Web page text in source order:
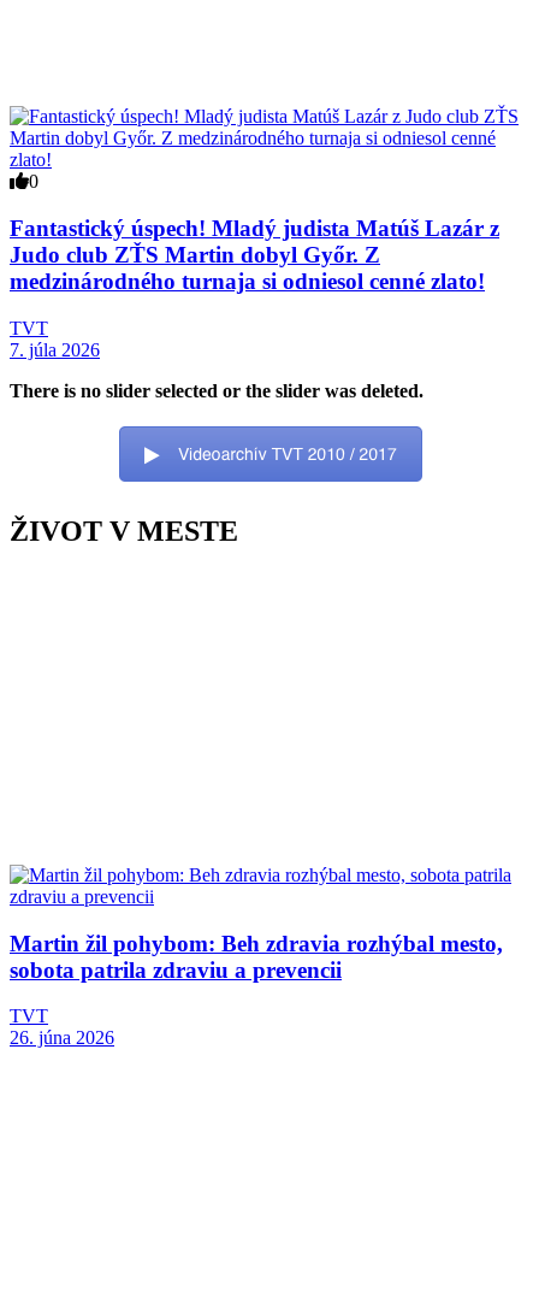
0
Fantastický úspech! Mladý judista Matúš Lazár z
Judo club ZŤS Martin dobyl Győr. Z
medzinárodného turnaja si odniesol cenné zlato!
TVT
7. júla 2026
There is no slider selected or the slider was deleted.
ŽIVOT V MESTE
Martin žil pohybom: Beh zdravia rozhýbal mesto,
sobota patrila zdraviu a prevencii
TVT
26. júna 2026